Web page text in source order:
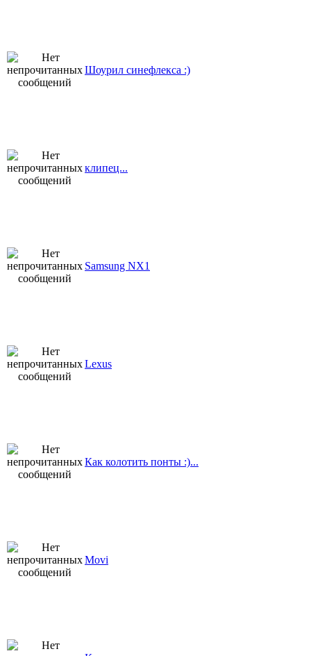
Шоурил синефлекса :)
клипец...
Samsung NX1
Lexus
Как колотить понты :)...
Movi